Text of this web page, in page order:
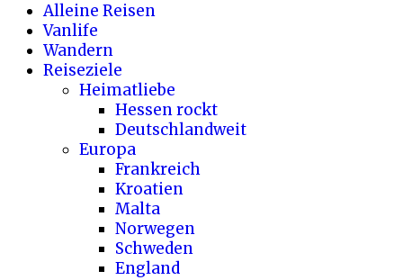
Alleine Reisen
Vanlife
Wandern
Reiseziele
Heimatliebe
Hessen rockt
Deutschlandweit
Europa
Frankreich
Kroatien
Malta
Norwegen
Schweden
England